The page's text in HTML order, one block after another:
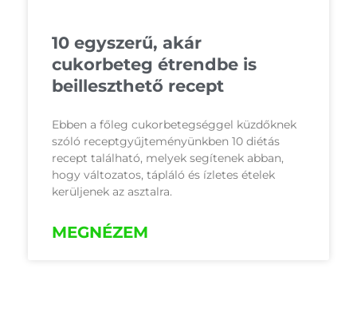
10 egyszerű, akár
cukorbeteg étrendbe is
beilleszthető recept
Ebben a főleg cukorbetegséggel küzdőknek
szóló receptgyűjteményünkben 10 diétás
recept található, melyek segítenek abban,
hogy változatos, tápláló és ízletes ételek
kerüljenek az asztalra.
MEGNÉZEM